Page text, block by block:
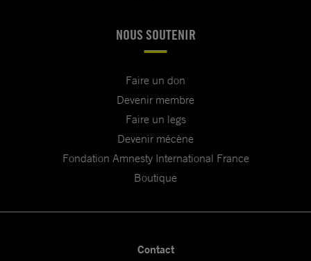
NOUS SOUTENIR
Faire un don
Devenir membre
Faire un legs
Devenir mécène
Fondation Amnesty International France
Boutique
Contact